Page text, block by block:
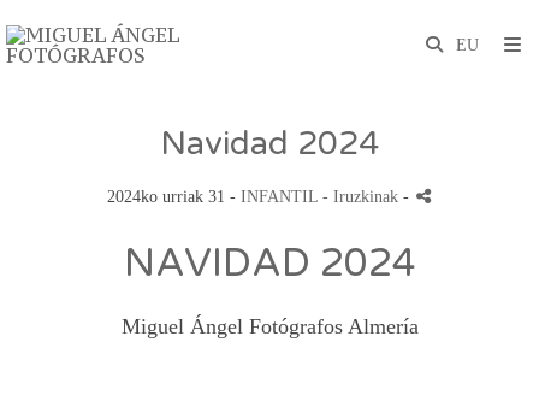
Navidad 2024
2024ko urriak 31 - INFANTIL - Iruzkinak -
NAVIDAD 2024
Miguel Ángel Fotógrafos Almería